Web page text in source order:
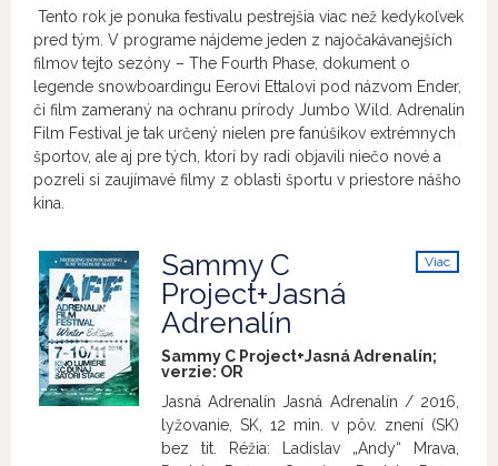
Tento rok je ponuka festivalu pestrejšia viac než kedykoľvek
pred tým. V programe nájdeme jeden z najočakávanejších
filmov tejto sezóny – The Fourth Phase, dokument o
legende snowboardingu Eerovi Ettalovi pod názvom Ender,
či film zameraný na ochranu prírody Jumbo Wild. Adrenalin
Film Festival je tak určený nielen pre fanúšikov extrémnych
športov, ale aj pre tých, ktorí by radi objavili niečo nové a
pozreli si zaujímavé filmy z oblasti športu v priestore nášho
kina.
Viac
Sammy C
Project+Jasná
Adrenalín
Sammy C Project+Jasná Adrenalín;
verzie: OR
Jasná Adrenalín Jasná Adrenalín / 2016,
lyžovanie, SK, 12 min. v pôv. znení (SK)
bez tit. Réžia: Ladislav „Andy“ Mrava,